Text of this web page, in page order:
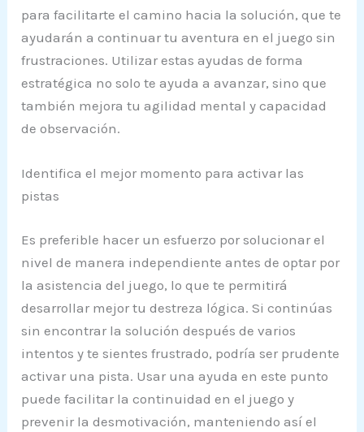
para facilitarte el camino hacia la solución, que te
ayudarán a continuar tu aventura en el juego sin
frustraciones. Utilizar estas ayudas de forma
estratégica no solo te ayuda a avanzar, sino que
también mejora tu agilidad mental y capacidad
de observación.
Identifica el mejor momento para activar las
pistas
Es preferible hacer un esfuerzo por solucionar el
nivel de manera independiente antes de optar por
la asistencia del juego, lo que te permitirá
desarrollar mejor tu destreza lógica. Si continúas
sin encontrar la solución después de varios
intentos y te sientes frustrado, podría ser prudente
activar una pista. Usar una ayuda en este punto
puede facilitar la continuidad en el juego y
prevenir la desmotivación, manteniendo así el